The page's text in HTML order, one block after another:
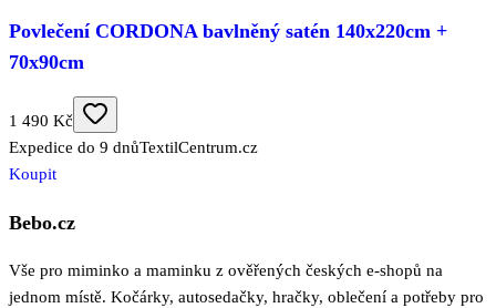
Povlečení CORDONA bavlněný satén 140x220cm +
70x90cm
1 490 Kč
Expedice do 9 dnůTextilCentrum.cz
Koupit
Bebo.cz
Vše pro miminko a maminku z ověřených českých e-shopů na
jednom místě. Kočárky, autosedačky, hračky, oblečení a potřeby pro